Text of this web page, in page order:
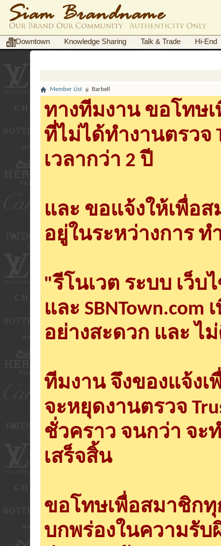
Downtown Knowledge Sharing Talk & Trade Hi-End
Member List Barbell
ทางทีมงาน ขอโทษ
ที่ไม่ได้ทำงานตรวจ
เวลากว่า 2 ปี
และ ขอแจ้งให้เพื่อ
อยู่ในระหว่างการ ท
"รีโนเวต ระบบ เว็บ
และ
อย่างสะดวก และ ไ
ทีมงาน จึงของแจ้ง
จะหยุดงานตรวจ
ชั่วคราว จนกว่า จะ
เสร็จสิ้น
ขอโทษเพื่อสมาชิก
บกพร่องในความรั